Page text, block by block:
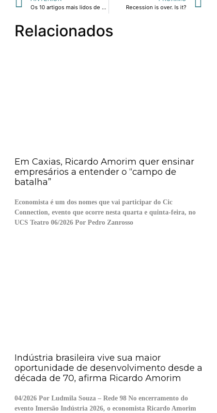
Os 10 artigos mais lidos de 2016 no Linkedin Recession is over. Is it?
Relacionados
Em Caxias, Ricardo Amorim quer ensinar
empresários a entender o “campo de
batalha”
Economista é um dos nomes que vai participar do Cic
Connection, evento que ocorre nesta quarta e quinta-feira, no
UCS Teatro 06/2026 Por Pedro Zanrosso
Indústria brasileira vive sua maior
oportunidade de desenvolvimento desde a
década de 70, afirma Ricardo Amorim
04/2026 Por Ludmila Souza – Rede 98 No encerramento do
evento Imersão Indústria 2026, o economista Ricardo Amorim